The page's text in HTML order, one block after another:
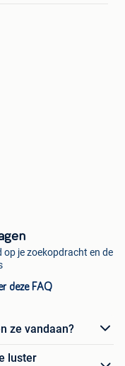
je zoekopdracht en de
deze FAQ
ze vandaan?
luster